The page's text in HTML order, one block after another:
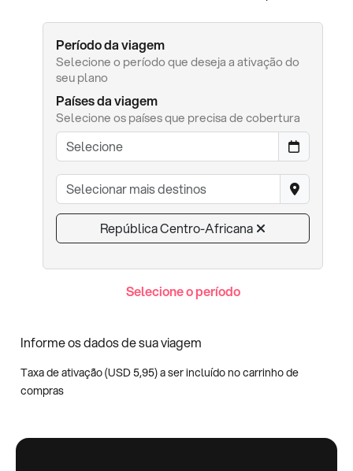
Período da viagem
Selecione o período que deseja a ativação do
seu plano
Países da viagem
Selecione os países que precisa de cobertura
República Centro-Africana
Selecione o período
Informe os dados de sua viagem
Taxa de ativação (USD5,95) a ser incluído no carrinho de
compras